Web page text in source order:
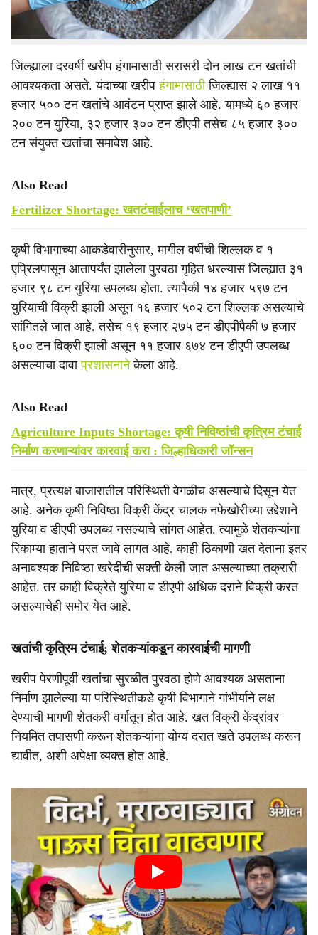
खत उपलब्ध नसल्याचे सांगून अधिक दराने विक्री केली जात
असल्याचे चित्र दिसत आहे.
जिल्ह्याला दरवर्षी खरीप हंगामासाठी सरासरी दोन लाख टन खतांची
आवश्यकता असते. यंदाच्या खरीपहंगामासाठीजिल्ह्यास २ लाख ११
हजार ५०० टन खतांचे आवंटन प्राप्त झाले आहे. यामध्ये ६० हजार
२०० टन युरिया, ३२ हजार ३०० टन डीएपी तसेच ८५ हजार ३००
टन संयुक्त खतांचा समावेश आहे.
Also Read
Fertilizer Shortage: खतटंचाईलाच ‘खतपाणी’
कृषी विभागाच्या आकडेवारीनुसार, मागील वर्षीची शिल्लक व १
एप्रिलपासून आतापर्यंत झालेला पुरवठा गृहित धरल्यास जिल्ह्यात ३१
हजार ९८ टन युरिया उपलब्ध होता. त्यापैकी १४ हजार ५९७ टन
युरियाची विक्री झाली असून १६ हजार ५०२ टन शिल्लक असल्याचे
सांगितले जात आहे. तसेच १९ हजार २७५ टन डीएपीपैकी ७ हजार
६०० टन विक्री झाली असून ११ हजार ६७४ टन डीएपी उपलब्ध
असल्याचा दावाप्रशासनानेकेला आहे.
Also Read
Agriculture Inputs Shortage: कृषी निविष्ठांची कृत्रिम टंचाई
निर्माण करणाऱ्यांवर कारवाई करा : जिल्हाधिकारी जॉन्सन
मात्र, प्रत्यक्ष बाजारातील परिस्थिती वेगळीच असल्याचे दिसून येत
आहे. अनेक कृषी निविष्ठा विक्री केंद्र चालक नफेखोरीच्या उद्देशाने
युरिया व डीएपी उपलब्ध नसल्याचे सांगत आहेत. त्यामुळे शेतकऱ्यांना
रिकाम्या हाताने परत जावे लागत आहे. काही ठिकाणी खत देताना इतर
अनावश्यक निविष्ठा खरेदीची सक्ती केली जात असल्याच्या तक्रारी
आहेत. तर काही विक्रेते युरिया व डीएपी अधिक दराने विक्री करत
असल्याचेही समोर येत आहे.
खतांची कृत्रिम टंचाई; शेतकऱ्यांकडून कारवाईची मागणी
खरीप पेरणीपूर्वी खतांचा सुरळीत पुरवठा होणे आवश्यक असताना
निर्माण झालेल्या या परिस्थितीकडे कृषी विभागाने गांभीर्याने लक्ष
देण्याची मागणी शेतकरी वर्गातून होत आहे. खत विक्री केंद्रांवर
नियमित तपासणी करून शेतकऱ्यांना योग्य दरात खते उपलब्ध करून
द्यावीत, अशी अपेक्षा व्यक्त होत आहे.